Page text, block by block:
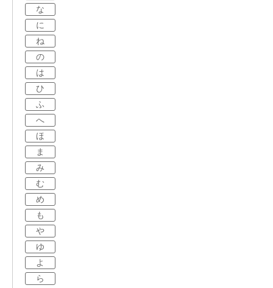
な
に
ね
の
は
ひ
ふ
へ
ほ
ま
み
む
め
も
や
ゆ
よ
ら